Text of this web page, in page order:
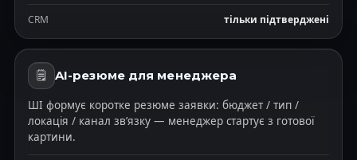
CRM тільки підтверджені
🗒️ AI-резюме для менеджера
ШІ формує коротке резюме заявки: бюджет / тип /
локація / канал звʼязку — менеджер стартує з готової
картини.